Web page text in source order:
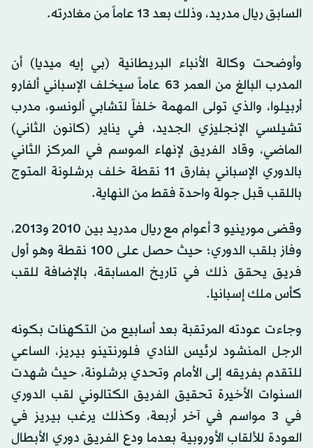
السابق ريال مدريد، وذلك بعد 13 عاماً من مغادرته.
وأوضحت وكالة الأنباء البريطانية (بي إيه ميديا) أن
المدرب البالغ من العمر 63 عاماً سيخلف الإسباني ألفارو
أربيلوا، والذي تولى المهمة خلفاً لتشابي ألونسو، مدرب
تشيلسي الإنجليزي الجديد، في يناير (كانون الثاني)
الماضي، وقاد الفريق لإنهاء الموسم في المركز الثاني
بالدوري الإسباني بفارق 11 نقطة خلف برشلونة المتوج
باللقب قبل جولة واحدة فقط من النهاية.
وقضى مورينيو 3 أعوام مع ريال مدريد بين 2010 و2013،
وفاز بلقب الدوري؛ حيث حصل على 100 نقطة وهو أول
فريق يحقق ذلك في تاريخ المسابقة، بالإضافة للقب
كأس ملك إسبانيا.
وجاءت عودته المرتقبة بعد أسابيع من التكهنات بكونه
الرجل المنشود لرئيس النادي فلورنتينو بيريز، الساعي
للتقدم بفريقه إلى الأمام وتحدي برشلونة، حيث شهدت
السنوات الأخيرة تحقيق الفريق الكتالوني لقب الدوري
في 3 مواسم في آخر أربعة، وكذلك يرغب بيريز في
العودة للألقاب الأوروبية بعدما ودع الفريق دوري الأبطال